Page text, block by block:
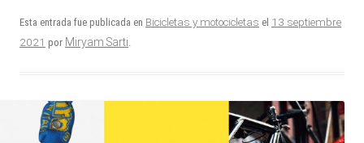
Esta entrada fue publicada en Bicicletas y motocicletas el 13 septiembre
2021 por Miryam Sarti.